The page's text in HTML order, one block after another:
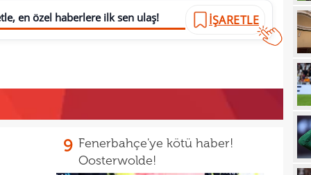
en özel haberlere ilk sen ulaş! İŞARETLE
9 Fenerbahçe'ye kötü haber!
Oosterwolde!
hiç